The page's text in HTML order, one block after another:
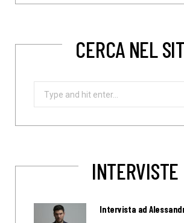
CERCA NEL
INTERVISTE
Intervista ad